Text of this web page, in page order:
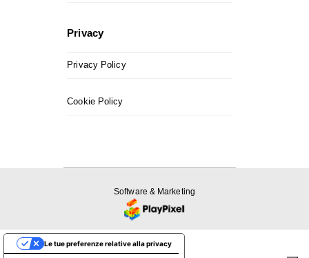
Privacy
Privacy Policy
Cookie Policy
Software & Marketing
Le tue preferenze relative alla privacy